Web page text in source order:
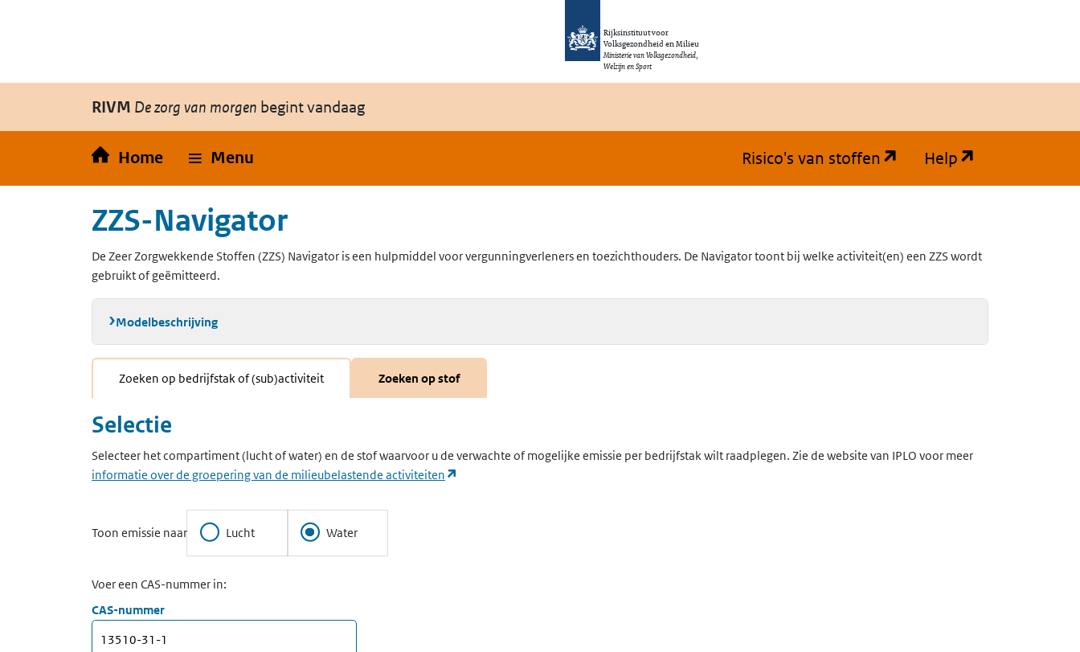
Rijksinstituut voor
Volksgezondheid en Milieu
Ministerie van Volksgezondheid,
Welzijn en Sport
RIVM De zorg van morgen begint vandaag
Home Menu Risico's van stoffen (opent in een nieuw
Help
ZZS-Navigator
De Zeer Zorgwekkende Stoffen (ZZS) Navigator is een hulpmiddel voor vergunningverleners en toezichthouders. De Navigator toont bij welke activiteit(en) een ZZS wordt
gebruikt of geëmitteerd.
Modelbeschrijving
Zoeken op bedrijfstak of (sub)activiteit Zoeken op stof
Selectie
Selecteer het compartiment (lucht of water) en de stof waarvoor u de verwachte of mogelijke emissie per bedrijfstak wilt raadplegen. Zie de website van IPLO voor meer
informatie over de groepering van de milieubelastende activiteiten
Toon emissie naar Lucht Water
Voer een CAS-nummer in:
CAS-nummer